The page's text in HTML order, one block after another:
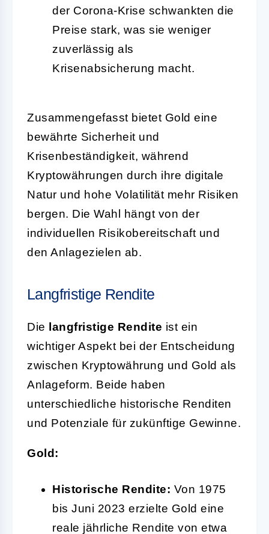
der Corona-Krise schwankten die
Preise stark, was sie weniger
zuverlässig als
Krisenabsicherung macht.
Zusammengefasst bietet Gold eine
bewährte Sicherheit und
Krisenbeständigkeit, während
Kryptowährungen durch ihre digitale
Natur und hohe Volatilität mehr Risiken
bergen. Die Wahl hängt von der
individuellen Risikobereitschaft und
den Anlagezielen ab.
Langfristige Rendite
Die langfristige Rendite ist ein
wichtiger Aspekt bei der Entscheidung
zwischen Kryptowährung und Gold als
Anlageform. Beide haben
unterschiedliche historische Renditen
und Potenziale für zukünftige Gewinne.
Gold:
Historische Rendite: Von 1975
bis Juni 2023 erzielte Gold eine
reale jährliche Rendite von etwa